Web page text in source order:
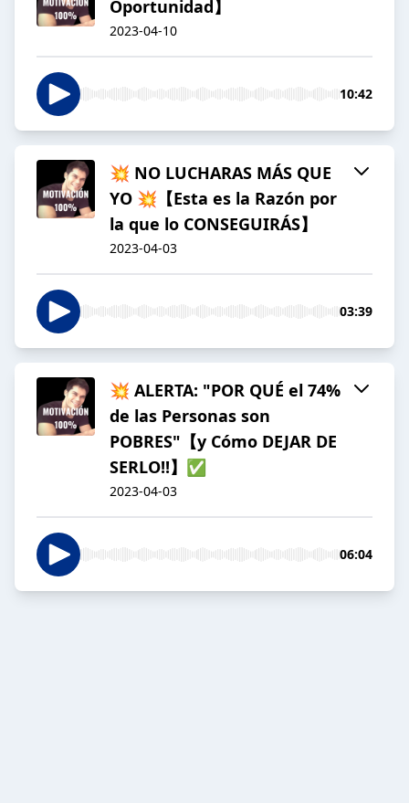
Oportunidad】
2023-04-10
10:42
💥 NO LUCHARAS MÁS QUE
YO 💥【Esta es la Razón por
la que lo CONSEGUIRÁS】
2023-04-03
03:39
💥 ALERTA: "POR QUÉ el 74%
de las Personas son
POBRES"【y Cómo DEJAR DE
SERLO!!】✅
2023-04-03
06:04